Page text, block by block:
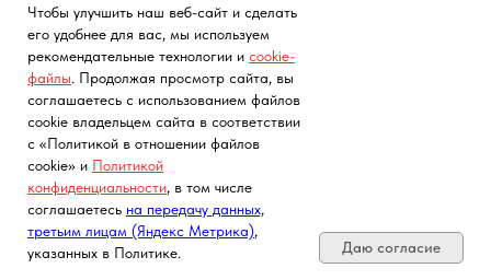
Услуги
Достака и оплата
Заметки садовода
FAQs
Как выглядят саженцы
Партнеры
Политика конфиденциальности
персональных данных с помощью
сервиса «Яндекс.Метрика»
Чтобы улучшить наш веб-сайт и сделать
его удобнее для вас, мы используем
рекомендательные технологии и cookie-
файлы. Продолжая просмотр сайта, вы
соглашаетесь с использованием файлов
cookie владельцем сайта в соответствии
с «Политикой в отношении файлов
cookie» и Политикой
конфиденциальности, в том числе
соглашаетесь на передачу данных,
третьим лицам (Яндекс Метрика),
указанных в Политике.
Даю согласие